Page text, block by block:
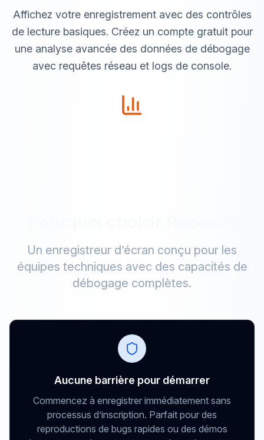
Affichez votre enregistrement avec des contrôles
de lecture basiques. Créez un compte gratuit pour
une analyse avancée des données de débogage
avec requêtes réseau et logs de console.
Un enregistreur d’écran conçu pour les
équipes techniques avec des capacités de
débogage complètes.
Aucune barrière pour démarrer
Commencez à enregistrer immédiatement sans
processus d’inscription. Parfait pour des
reproductions de bugs rapides ou des démos